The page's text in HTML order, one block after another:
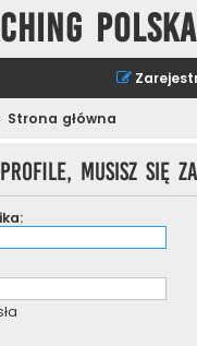
Strona główna
musisz się